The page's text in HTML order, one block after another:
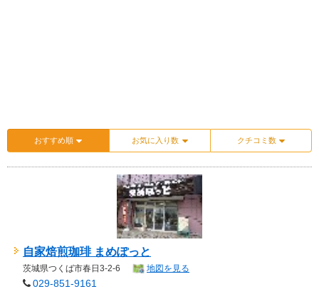
おすすめ順 お気に入り数 クチコミ数
自家焙煎珈琲 まめぽっと
茨城県つくば市春日3-2-6 地図を見る
029-851-9161